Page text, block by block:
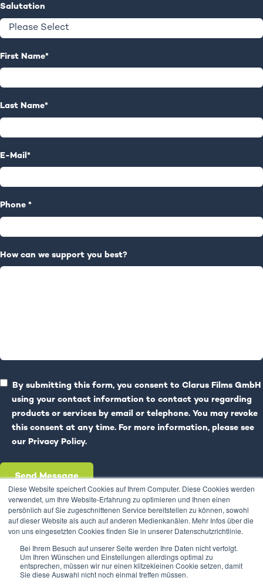
Diese Website speichert Cookies auf Ihrem Computer. Diese Cookies werden
verwendet, um Ihre Website-Erfahrung zu optimieren und Ihnen einen
persönlich auf Sie zugeschnittenen Service bereitstellen zu können, sowohl
auf dieser Website als auch auf anderen Medienkanälen. Mehr Infos über die
von uns eingesetzten Cookies finden Sie in unserer Datenschutzrichtlinie.
Bei Ihrem Besuch auf unserer Seite werden Ihre Daten nicht verfolgt.
Um Ihren Wünschen und Einstellungen allerdings optimal zu
entsprechen, müssen wir nur einen klitzekleinen Cookie setzen, damit
Sie diese Auswahl nicht noch einmal treffen müssen.
Salutation
First Name*
Last Name*
E-Mail *
Phone *
How can we support you best?
By submitting this form, you consent to Clarus Films GmbH
using your contact information to contact you regarding
products or services by email or telephone. You may revoke
this consent at any time. For more information, please see
our Privacy Policy.